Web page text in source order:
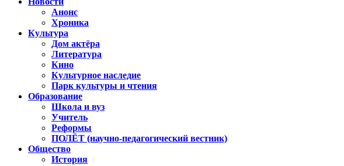
Анонс
Хроника
Культура
Дом актёра
Литература
Кино
Культурное наследие
Парк культуры и чтения
Образование
Школа и вуз
Учитель
Реформы
ПОЛЁТ (научно-педагогический вестник)
Общество
История